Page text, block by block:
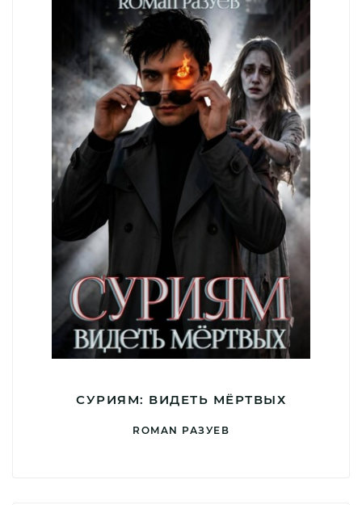
СУРИЯМ: ВИДЕТЬ МЁРТВЫХ
ROMAN РАЗУЕВ